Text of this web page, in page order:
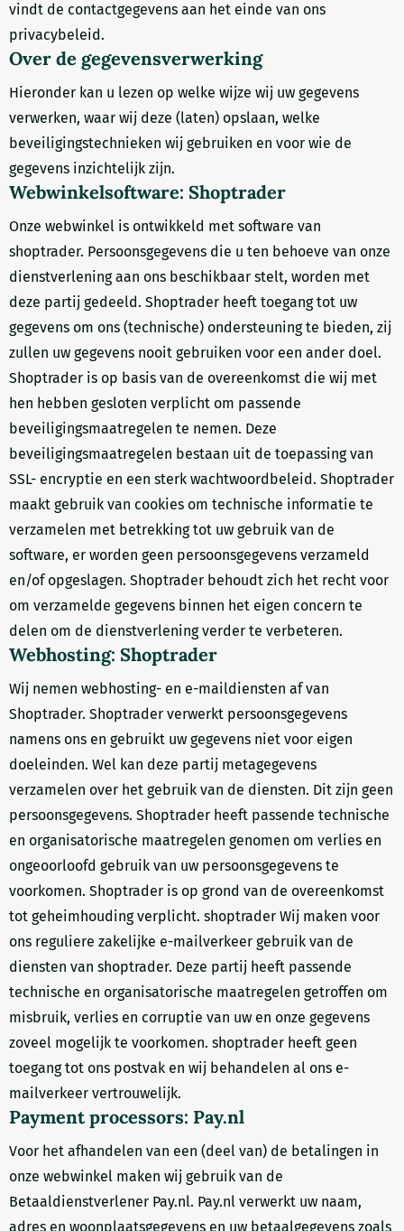
vindt de contactgegevens aan het einde van ons
privacybeleid.
Over de gegevensverwerking
Hieronder kan u lezen op welke wijze wij uw gegevens
verwerken, waar wij deze (laten) opslaan, welke
beveiligingstechnieken wij gebruiken en voor wie de
gegevens inzichtelijk zijn.
Webwinkelsoftware: Shoptrader
Onze webwinkel is ontwikkeld met software van
shoptrader. Persoonsgegevens die u ten behoeve van onze
dienstverlening aan ons beschikbaar stelt, worden met
deze partij gedeeld. Shoptrader heeft toegang tot uw
gegevens om ons (technische) ondersteuning te bieden, zij
zullen uw gegevens nooit gebruiken voor een ander doel.
Shoptrader is op basis van de overeenkomst die wij met
hen hebben gesloten verplicht om passende
beveiligingsmaatregelen te nemen. Deze
beveiligingsmaatregelen bestaan uit de toepassing van
SSL- encryptie en een sterk wachtwoordbeleid. Shoptrader
maakt gebruik van cookies om technische informatie te
verzamelen met betrekking tot uw gebruik van de
software, er worden geen persoonsgegevens verzameld
en/of opgeslagen. Shoptrader behoudt zich het recht voor
om verzamelde gegevens binnen het eigen concern te
delen om de dienstverlening verder te verbeteren.
Webhosting: Shoptrader
Wij nemen webhosting- en e-maildiensten af van
Shoptrader. Shoptrader verwerkt persoonsgegevens
namens ons en gebruikt uw gegevens niet voor eigen
doeleinden. Wel kan deze partij metagegevens
verzamelen over het gebruik van de diensten. Dit zijn geen
persoonsgegevens. Shoptrader heeft passende technische
en organisatorische maatregelen genomen om verlies en
ongeoorloofd gebruik van uw persoonsgegevens te
voorkomen. Shoptrader is op grond van de overeenkomst
tot geheimhouding verplicht. shoptrader Wij maken voor
ons reguliere zakelijke e-mailverkeer gebruik van de
diensten van shoptrader. Deze partij heeft passende
technische en organisatorische maatregelen getroffen om
misbruik, verlies en corruptie van uw en onze gegevens
zoveel mogelijk te voorkomen. shoptrader heeft geen
toegang tot ons postvak en wij behandelen al ons e-
mailverkeer vertrouwelijk.
Payment processors: Pay.nl
Voor het afhandelen van een (deel van) de betalingen in
onze webwinkel maken wij gebruik van de
Betaaldienstverlener Pay.nl. Pay.nl verwerkt uw naam,
adres en woonplaatsgegevens en uw betaalgegevens zoals